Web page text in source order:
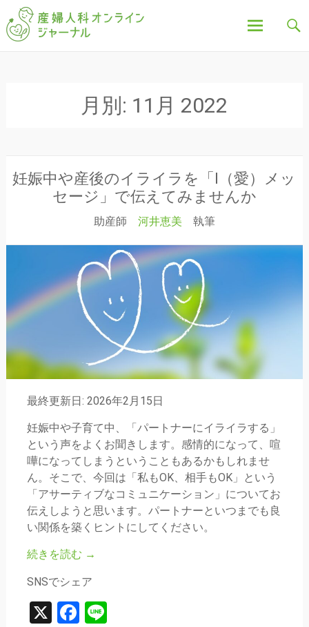
産婦人科オンラインジ
安や疑問、出産について、産後の豆知識など、全記
事を産婦人科医・助産師が執筆し、わかりやすく解
ッ
プ
月別: 11月 2022
妊娠中や産後のイライラを「I（愛）メッ
セージ」で伝えてみませんか
助産師 河井恵美 執筆
最終更新日: 2026年2月15日
妊娠中や子育て中、「パートナーにイライラする」
という声をよくお聞きします。感情的になって、喧
嘩になってしまうということもあるかもしれませ
ん。そこで、今回は「私もOK、相手もOK」という
「アサーティブなコミュニケーション」についてお
伝えしようと思います。パートナーといつまでも良
い関係を築くヒントにしてください。
続きを読む →
SNSでシェア
X Facebook
Line